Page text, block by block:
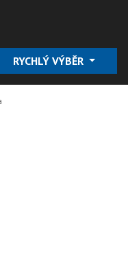
RYCHLÝ VÝBĚR